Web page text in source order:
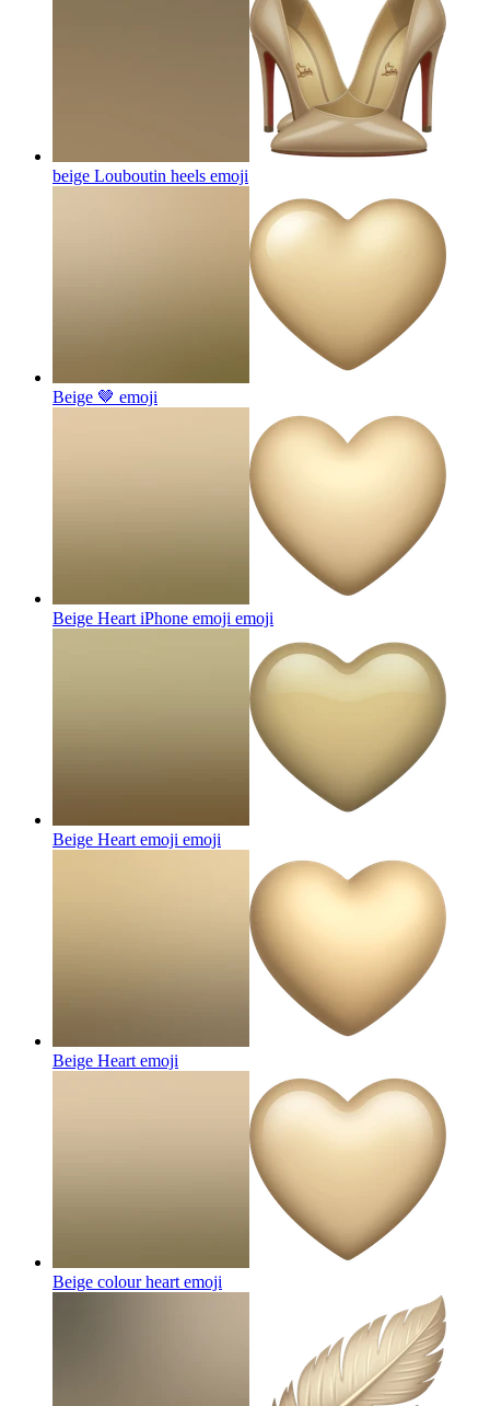
beige Louboutin heels emoji
Beige 🤎 emoji
Beige Heart iPhone emoji emoji
Beige Heart emoji emoji
Beige Heart emoji
Beige colour heart emoji